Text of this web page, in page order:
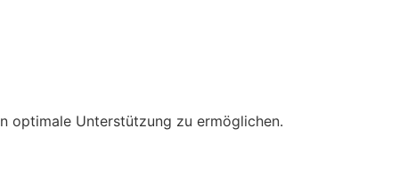
optimale Unterstützung zu ermöglichen.